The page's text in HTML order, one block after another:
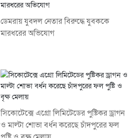
ডেমরায় যুবদল নেতার বিরুদ্ধে যুবককে
মারধরের অভিযোগ
সিকোটেক্সে এগ্রো লিমিটেডের পুষ্টিকর ড্রাগন
ও মাল্টা শোভা বর্ধন করেছে চাঁদপুরের ফল